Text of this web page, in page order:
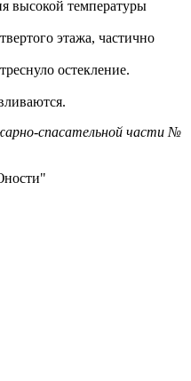
высокой температуры
этажа, частично
остекление.
спасательной части №